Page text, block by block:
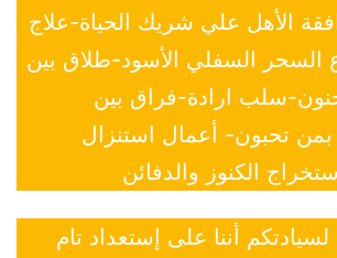
الأهل علي شريك الحياة-علاج
السحر السفلي الأسود-طلاق بين
سلب ارادة-فراق بين
بمن تحبون- أعمال استنزال
الكنوز والدفائن
أننا على إستعداد تام